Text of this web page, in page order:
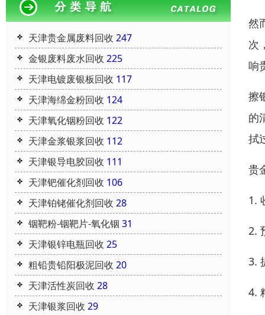
天津贵金属废料回收 247
金银废料废水回收 225
天津电镀废银板回收 117
天津海绵金粉回收 124
天津氧化铟粉回收 122
天津金浆银浆回收 112
天津银导电胶回收 111
天津钯催化剂回收 106
天津铂铑催化剂回收 28
铟靶粉-铟靶片-氧化铟 31
天津银锌电瓶回收 25
粗铅贵铅阳极泥回收 20
天津活性炭回收 28
天津银浆回收 29
然
次
响
擦
的
拭
贵
1.
2.
3.
4.